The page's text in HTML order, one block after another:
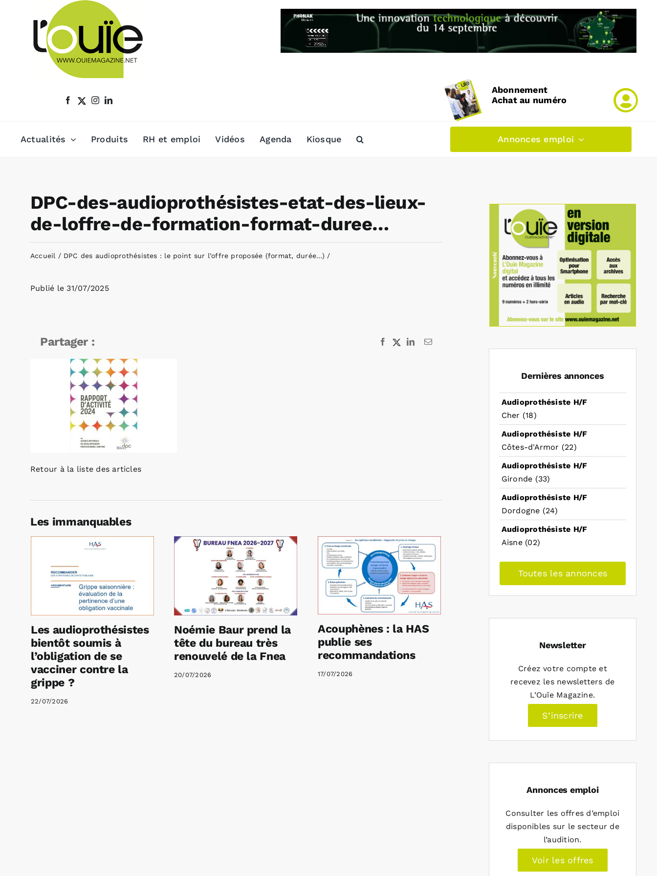
Abonnement
Achat au numéro
Actualités Produits RH et emploi Vidéos Agenda Kiosque Annonces emploi
DPC-des-audioprothésistes-etat-des-lieux-
de-loffre-de-formation-format-duree…
Accueil DPC des audioprothésistes : le point sur l’offre proposée (format, durée…)
Publié le 31/07/2025
Partager : Facebook
X LinkedInEmail
Retour à la liste des articles
Les immanquables
Les audioprothésistes
bientôt soumis à
l’obligation de se
vacciner contre la
grippe ?
22/07/2026
Noémie Baur prend la
tête du bureau très
renouvelé de la Fnea
20/07/2026
Acouphènes : la HAS
publie ses
recommandations
17/07/2026
Dernières annonces
Audioprothésiste H/F
Cher (18)
Audioprothésiste H/F
Côtes-d'Armor (22)
Audioprothésiste H/F
Gironde (33)
Audioprothésiste H/F
Dordogne (24)
Audioprothésiste H/F
Aisne (02)
Toutes les annonces
Newsletter
Créez votre compte et
recevez les newsletters de
L’Ouïe Magazine.
S’inscrire
Annonces emploi
Consulter les offres d’emploi
disponibles sur le secteur de
l’audition.
Voir les offres